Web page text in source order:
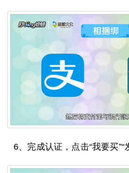
6、完成认证，点击“我要买”“